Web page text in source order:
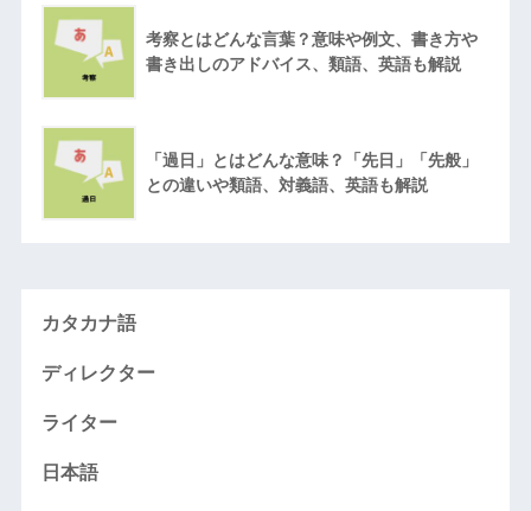
考察とはどんな言葉？意味や例文、書き方や
書き出しのアドバイス、類語、英語も解説
「過日」とはどんな意味？「先日」「先般」
との違いや類語、対義語、英語も解説
カタカナ語
ディレクター
ライター
日本語